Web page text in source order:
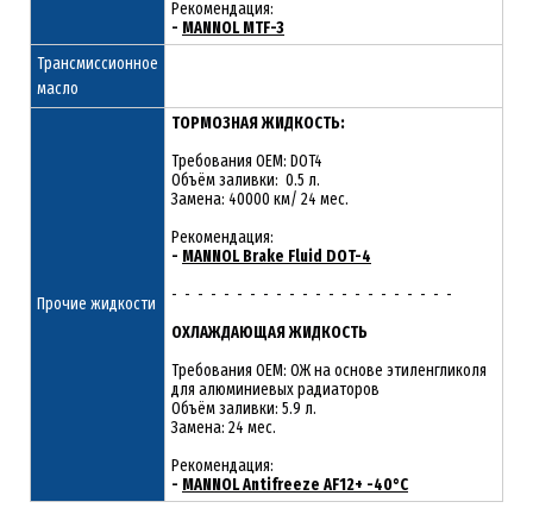
Рекомендация:
- MANNOL MTF-3
Трансмиссионное
масло
Прочие жидкости
ТОРМОЗНАЯ ЖИДКОСТЬ:
Требования OEM: DOT4
Объём заливки: 0.5 л.
Замена: 40000 км/ 24 мес.
Рекомендация:
- MANNOL Brake Fluid DOT-4
- - - - - - - - - - - - - - - - - - - - - -
ОХЛАЖДАЮЩАЯ ЖИДКОСТЬ
Требования OEM: ОЖ на основе этиленгликоля
для алюминиевых радиаторов
Объём заливки: 5.9 л.
Замена: 24 мес.
Рекомендация:
- MANNOL Antifreeze AF12+ -40°C